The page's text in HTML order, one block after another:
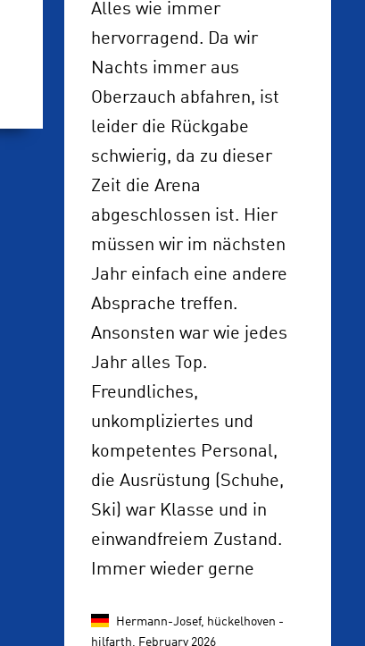
Alles wie immer
hervorragend. Da wir
Nachts immer aus
Oberzauch abfahren, ist
leider die Rückgabe
schwierig, da zu dieser
Zeit die Arena
abgeschlossen ist. Hier
müssen wir im nächsten
Jahr einfach eine andere
Absprache treffen.
Ansonsten war wie jedes
Jahr alles Top.
Freundliches,
unkompliziertes und
kompetentes Personal,
die Ausrüstung (Schuhe,
Ski) war Klasse und in
einwandfreiem Zustand.
Immer wieder gerne
Hermann-Josef, hückelhoven -
hilfarth, February 2026